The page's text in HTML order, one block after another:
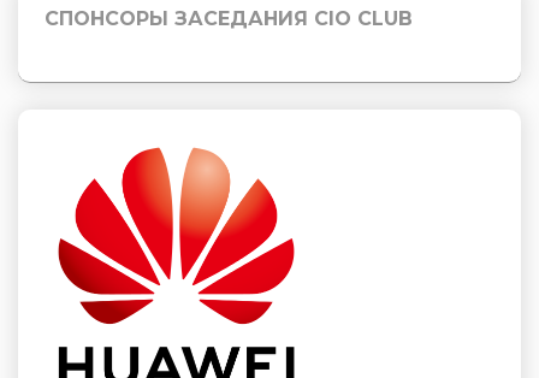
СПОНСОРЫ ЗАСЕДАНИЯ CIO CLUB